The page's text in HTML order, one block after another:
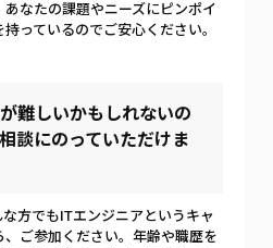
なたの課題やニーズにピンポイ
っているのでご安心ください。
難しいかもしれないの
談にのっていただけま
方でもITエンジニアというキャ
ご参加ください。年齢や職歴を